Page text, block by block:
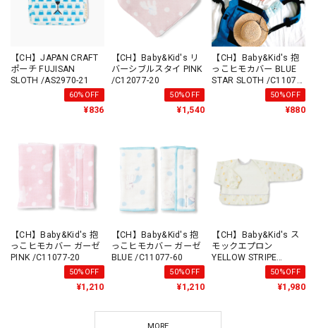
【CH】JAPAN CRAFT
ポーチ FUJISAN
SLOTH /AS2970-21
60%OFF
¥836
【CH】Baby&Kid's リ
バーシブルスタイ PINK
/C12077-20
50%OFF
¥1,540
【CH】Baby&Kid's 抱
っこヒモカバー BLUE
STAR SLOTH /C11077-
50%OFF
¥880
【CH】Baby&Kid's 抱
っこヒモカバー ガーゼ
PINK /C11077-20
50%OFF
¥1,210
【CH】Baby&Kid's 抱
っこヒモカバー ガーゼ
BLUE /C11077-60
50%OFF
¥1,210
【CH】Baby&Kid's ス
モックエプロン
YELLOW STRIPE
50%OFF
¥1,980